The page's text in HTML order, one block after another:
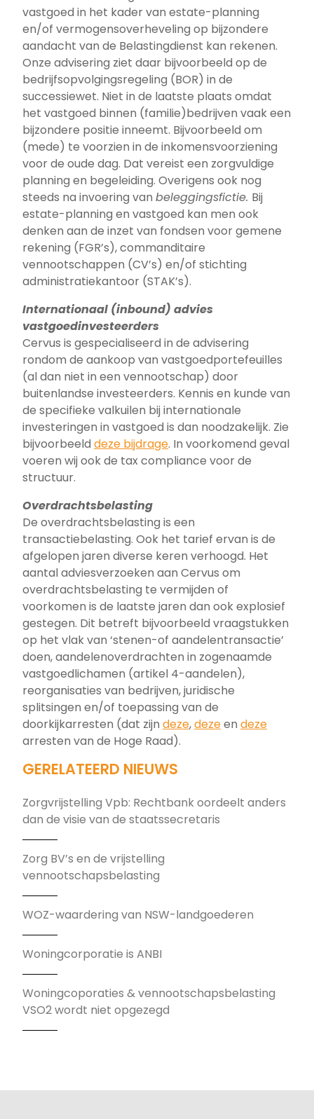
vastgoed in het kader van estate-planning
en/of vermogensoverheveling op bijzondere
aandacht van de Belastingdienst kan rekenen.
Onze advisering ziet daar bijvoorbeeld op de
bedrijfsopvolgingsregeling (BOR) in de
successiewet. Niet in de laatste plaats omdat
het vastgoed binnen (familie)bedrijven vaak een
bijzondere positie inneemt. Bijvoorbeeld om
(mede) te voorzien in de inkomensvoorziening
voor de oude dag. Dat vereist een zorgvuldige
planning en begeleiding. Overigens ook nog
steeds na invoering van beleggingsfictie. Bij
estate-planning en vastgoed kan men ook
denken aan de inzet van fondsen voor gemene
rekening (FGR’s), commanditaire
vennootschappen (CV’s) en/of stichting
administratiekantoor (STAK’s).
Internationaal (inbound) advies
vastgoedinvesteerders
Cervus is gespecialiseerd in de advisering
rondom de aankoop van vastgoedportefeuilles
(al dan niet in een vennootschap) door
buitenlandse investeerders. Kennis en kunde van
de specifieke valkuilen bij internationale
investeringen in vastgoed is dan noodzakelijk. Zie
bijvoorbeeld deze bijdrage. In voorkomend geval
voeren wij ook de tax compliance voor de
structuur.
Overdrachtsbelasting
De overdrachtsbelasting is een
transactiebelasting. Ook het tarief ervan is de
afgelopen jaren diverse keren verhoogd. Het
aantal adviesverzoeken aan Cervus om
overdrachtsbelasting te vermijden of
voorkomen is de laatste jaren dan ook explosief
gestegen. Dit betreft bijvoorbeeld vraagstukken
op het vlak van ‘stenen-of aandelentransactie’
doen, aandelenoverdrachten in zogenaamde
vastgoedlichamen (artikel 4-aandelen),
reorganisaties van bedrijven, juridische
splitsingen en/of toepassing van de
doorkijkarresten (dat zijn deze,dezeen deze
arresten van de Hoge Raad).
GERELATEERD NIEUWS
Zorgvrijstelling Vpb: Rechtbank oordeelt anders
dan de visie van de staatssecretaris
Zorg BV’s en de vrijstelling
vennootschapsbelasting
WOZ-waardering van NSW-landgoederen
Woningcorporatie is ANBI
Woningcoporaties & vennootschapsbelasting
VSO2 wordt niet opgezegd